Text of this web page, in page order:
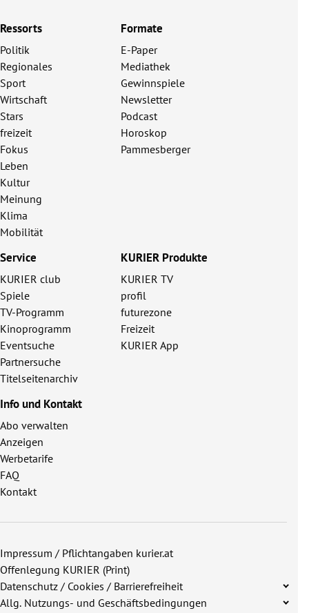
Ressorts
Politik
Regionales
Sport
Wirtschaft
Stars
freizeit
Fokus
Leben
Kultur
Meinung
Klima
Mobilität
Formate
E-Paper
Mediathek
Gewinnspiele
Newsletter
Podcast
Horoskop
Pammesberger
Service
KURIER club
Spiele
TV-Programm
Kinoprogramm
Eventsuche
Partnersuche
Titelseitenarchiv
KURIER Produkte
KURIER TV
profil
futurezone
Freizeit
KURIER App
Info und Kontakt
Abo verwalten
Anzeigen
Werbetarife
FAQ
Kontakt
Impressum / Pflichtangaben kurier.at
Offenlegung KURIER (Print)
Datenschutz / Cookies / Barrierefreiheit
Allg. Nutzungs- und Geschäftsbedingungen